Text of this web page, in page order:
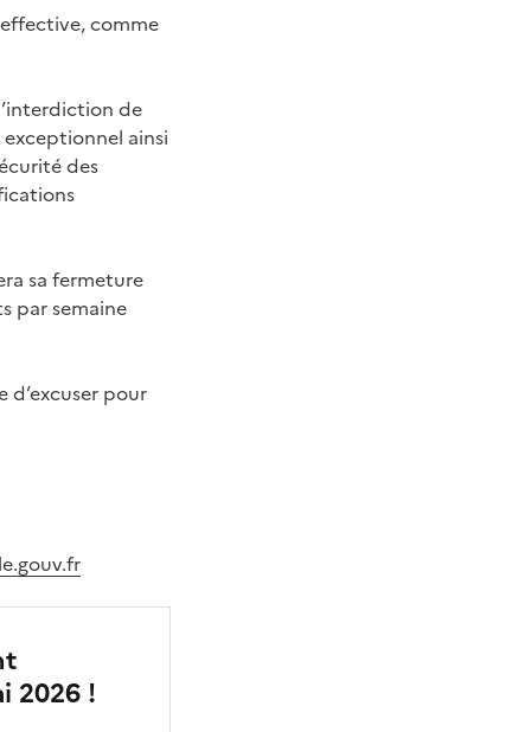
comme
de
ainsi
des
sa fermeture
par semaine
pour
2026 !